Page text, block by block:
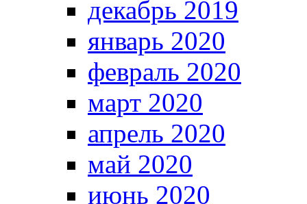
декабрь 2019
январь 2020
февраль 2020
март 2020
апрель 2020
май 2020
июнь 2020